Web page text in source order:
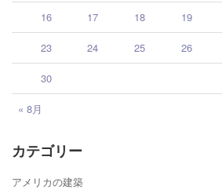
« 8月
16 17 18 19
23 24 25 26
30
カテゴリー
アメリカの建築